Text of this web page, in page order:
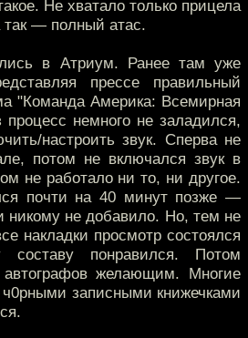
Не хватало только прицела
— полный атас.
в Атриум. Ранее там уже
прессе правильный
"Команда Америка: Всемирная
немного не заладился,
настроить звук. Сперва не
потом не включался звук в
не работало ни то, ни другое.
почти на 40 минут позже —
никому не добавило. Но, тем не
накладки просмотр состоялся
понравился. Потом
автографов желающим. Многие
записными книжечками